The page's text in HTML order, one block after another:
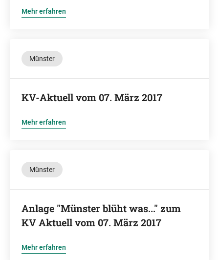
Mehr erfahren
Münster
KV-Aktuell vom 07. März 2017
Mehr erfahren
Münster
Anlage "Münster blüht was..." zum
KV Aktuell vom 07. März 2017
Mehr erfahren